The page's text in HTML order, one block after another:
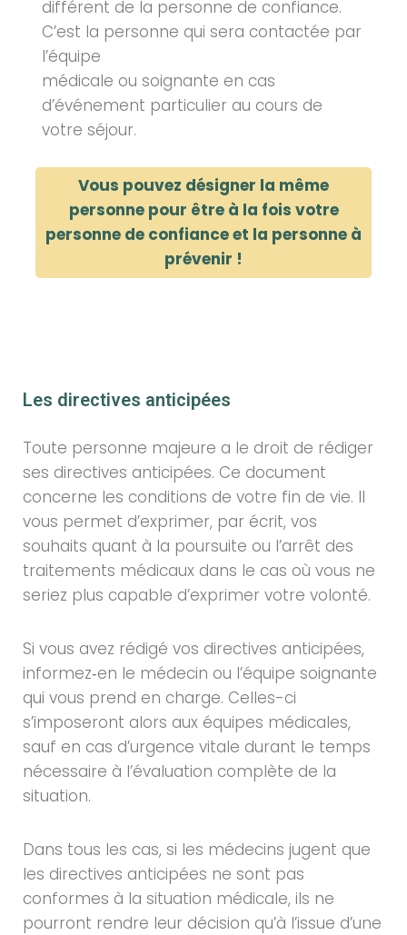
différent de la personne de confiance.
C’est la personne qui sera contactée par
l’équipe
médicale ou soignante en cas
d’événement particulier au cours de
votre séjour.
Vous pouvez désigner la même
personne pour être à la fois votre
personne de confiance et la personne à
prévenir !
Les directives anticipées
Toute personne majeure a le droit de rédiger
ses directives anticipées. Ce document
concerne les conditions de votre fin de vie. Il
vous permet d’exprimer, par écrit, vos
souhaits quant à la poursuite ou l’arrêt des
traitements médicaux dans le cas où vous ne
seriez plus capable d’exprimer votre volonté.
Si vous avez rédigé vos directives anticipées,
informez‑en le médecin ou l’équipe soignante
qui vous prend en charge. Celles-ci
s’imposeront alors aux équipes médicales,
sauf en cas d’urgence vitale durant le temps
nécessaire à l’évaluation complète de la
situation.
Dans tous les cas, si les médecins jugent que
les directives anticipées ne sont pas
conformes à la situation médicale, ils ne
pourront rendre leur décision qu’à l’issue d’une